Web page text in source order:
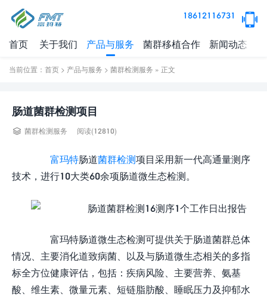
18612116731
首页 关于我们 产品与服务 菌群移植合作 新闻动态
当前位置： 首页 > 产品与服务 > 菌群检测服务 » 正文
肠道菌群检测项目
菌群检测服务 阅读(12810)
富玛特肠道菌群检测项目采用新一代高通量测序
技术，进行10大类60余项肠道微生态检测。
富玛特肠道微生态检测可提供关于肠道菌群总体
情况、主要消化道致病菌、以及与肠道微生态相关的多指
标全方位健康评估，包括：疾病风险、主要营养、氨基
酸、维生素、微量元素、短链脂肪酸、睡眠压力及抑郁水